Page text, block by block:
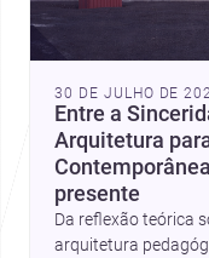
30 DE JULHO DE
Entre a
Arquitetura
presente
Da reflexão teórica
arquitetura